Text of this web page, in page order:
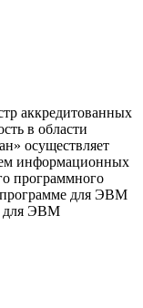
аккредитованных
в области
осуществляет
информационных
программного
программе для ЭВМ
для ЭВМ